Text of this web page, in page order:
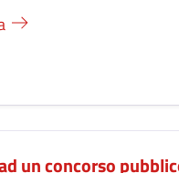
un concorso